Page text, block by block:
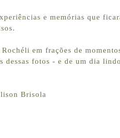
e memórias que
em frações de
dessas fotos - e de um dia
Brisola